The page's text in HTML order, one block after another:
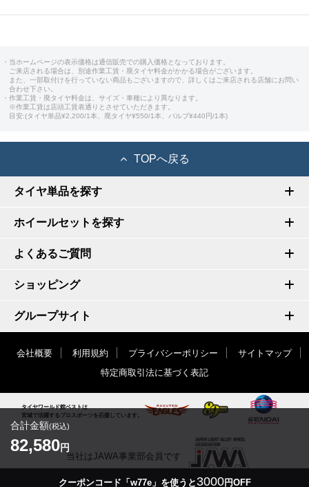
合計金額(税込)
82,580円
クーポンコード「w77e」を使うと 3000円OFF
・当ホームページの表示価格は通信販売での購入価格となっております。
ご来店される場合は、別途作業工賃・廃タイヤ料金がかかる場合がございます。
また、一部取付けを行っていない商品もございますので、詳しくはご来店される店舗にお問い
合わせ下さい。
・作業工賃・廃タイヤ料金は、サイズ・車種により異なります。
※作業工賃は店頭工賃表通りとさせていただきます。
目安:(タイヤ単品¥2,200/1本、廃タイヤ¥550/1本、バルブ¥440円/1本)
TOPへ戻る
タイヤ単品を探す
ホイールセットを探す
よくあるご質問
ショッピング
グループサイト
会社概要 利用規約 プライバシーポリシー
サイトマップ
特定商取引法に基づく表記
タイヤワールド館ベストは
宮城で活躍するプロスポーツを応援しています。
当社はJAWA事業部会員です